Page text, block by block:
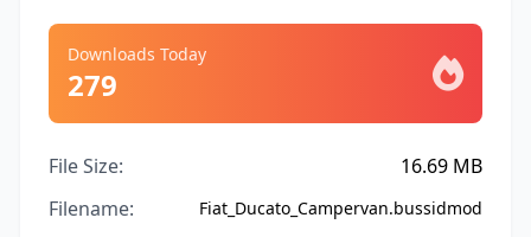
Downloads Today
279
File Size:
16.69 MB
Filename:
Fiat_Ducato_Campervan.bussidmod